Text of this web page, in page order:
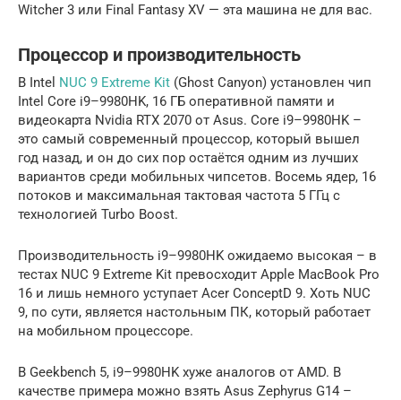
Witcher 3 или Final Fantasy XV — эта машина не для вас.
Процессор и производительность
В Intel NUC 9 Extreme Kit (Ghost Canyon) установлен чип
Intel Core i9–9980HK, 16 ГБ оперативной памяти и
видеокарта Nvidia RTX 2070 от Asus. Core i9–9980HK –
это самый современный процессор, который вышел
год назад, и он до сих пор остаётся одним из лучших
вариантов среди мобильных чипсетов. Восемь ядер, 16
потоков и максимальная тактовая частота 5 ГГц с
технологией Turbo Boost.
Производительность i9–9980HK ожидаемо высокая – в
тестах NUC 9 Extreme Kit превосходит Apple MacBook Pro
16 и лишь немного уступает Acer ConceptD 9. Хоть NUC
9, по сути, является настольным ПК, который работает
на мобильном процессоре.
В Geekbench 5, i9–9980HK хуже аналогов от AMD. В
качестве примера можно взять Asus Zephyrus G14 –